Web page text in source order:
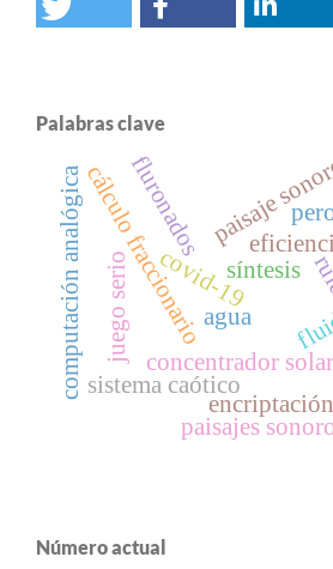
Palabras clave
agua
concentrador
cálculo fraccionario
sistema caótico
encriptación
covid-19
paisaje
computación analógica
paisajes
juego serio síntesis
fluronados
Número actual